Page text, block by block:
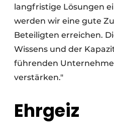
langfristige Lösungen
werden wir eine gute
Beteiligten erreichen.
Wissens und der
führenden
verstärken."
Ehrgeiz